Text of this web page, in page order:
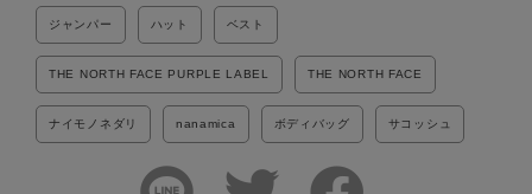
ジャンパー ハット ベスト
THE NORTH FACE PURPLE LABEL THE NORTH FACE
ナイモノネダリ nanamica ボディバッグ サコッシュ